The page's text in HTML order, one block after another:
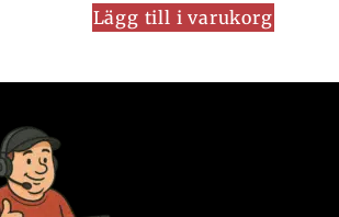
Lägg till i varukorg